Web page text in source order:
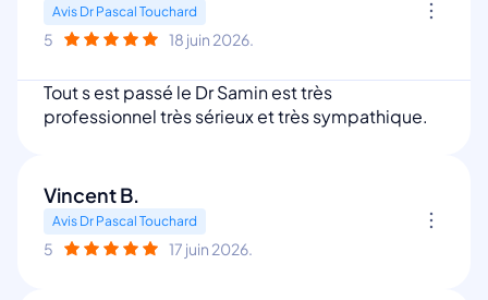
Avis Dr Pascal Touchard
5 18 juin 2026.
Tout s est passé le Dr Samin est très
professionnel très sérieux et très sympathique.
Vincent B.
Avis Dr Pascal Touchard
5 17 juin 2026.